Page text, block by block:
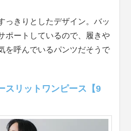
っきりとしたデザイン。バッ
ポートしているので、履きや
を呼んでいるパンツだそうで
スリットワンピース【9